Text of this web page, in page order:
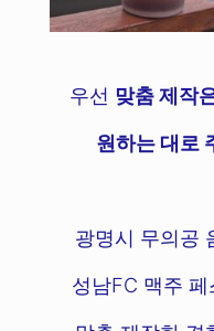
우선 맞춤 제작
원하는 대로
광명시 무의공
성남FC 맥주